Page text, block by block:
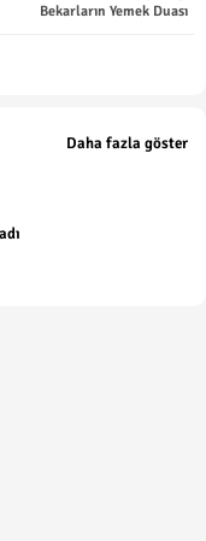
Bekarların Yemek Duası
Daha fazla göster